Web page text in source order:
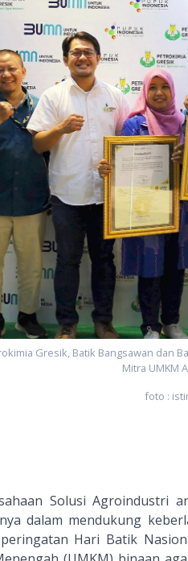
Gresik, Batik Bangsawan dan
Mitra UMKM
foto :
Solusi Agroindustri
dalam mendukung
Hari Batik